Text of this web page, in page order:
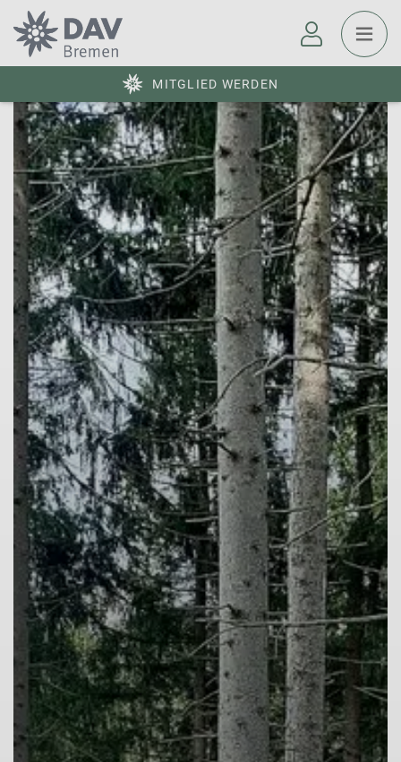
MITGLIED WERDEN